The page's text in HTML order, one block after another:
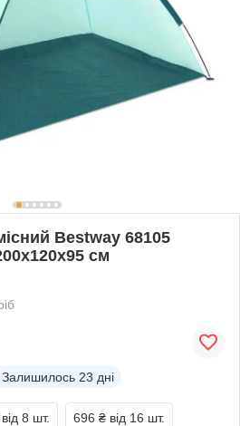
Bestway 68105
см
Залишилось 23 дні
від 8 шт. 696 ₴ від 16 шт.